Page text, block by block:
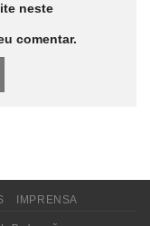
neste
comentar.
IMPRENSA